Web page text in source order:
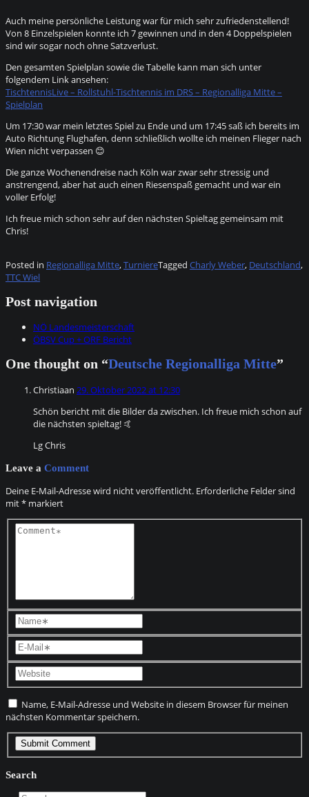
Auch meine persönliche Leistung war für mich sehr zufriedenstellend!
Von 8 Einzelspielen konnte ich 7 gewinnen und in den 4 Doppelspielen
sind wir sogar noch ohne Satzverlust.
Den gesamten Spielplan sowie die Tabelle kann man sich unter
folgendem Link ansehen:
TischtennisLive – Rollstuhl-Tischtennis im DRS – Regionalliga Mitte –
Spielplan
Um 17:30 war mein letztes Spiel zu Ende und um 17:45 saß ich bereits im
Auto Richtung Flughafen, denn schließlich wollte ich meinen Flieger nach
Wien nicht verpassen 😊
Die ganze Wochenendreise nach Köln war zwar sehr stressig und
anstrengend, aber hat auch einen Riesenspaß gemacht und war ein
voller Erfolg!
Ich freue mich schon sehr auf den nächsten Spieltag gemeinsam mit
Chris!
Posted in Regionalliga Mitte,TurniereTagged Charly Weber, Deutschland,
TTC Wiel
Post navigation
NÖ Landesmeisterschaft
ÖBSV Cup + ORF Bericht
One thought on “Deutsche Regionalliga Mitte”
Christiaan 29. Oktober 2022 at 12:30
Schön bericht mit die Bilder da zwischen. Ich freue mich schon auf
die nächsten spieltag! 🤙
Lg Chris
Leave a Comment
Deine E-Mail-Adresse wird nicht veröffentlicht. Erforderliche Felder sind
mit* markiert
Name, E-Mail-Adresse und Website in diesem Browser für meinen
nächsten Kommentar speichern.
Search